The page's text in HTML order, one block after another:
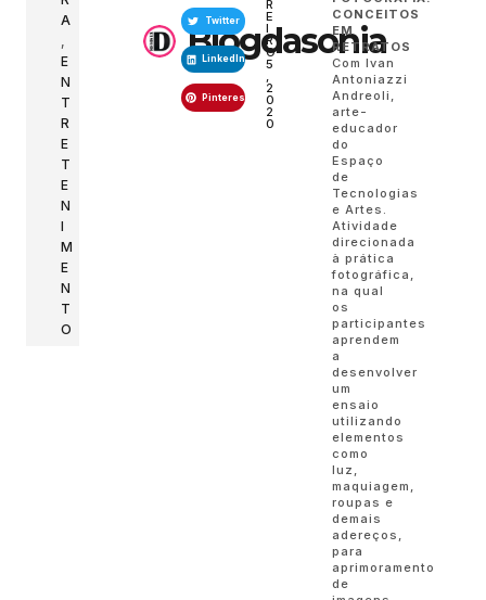
A
E
N
T
R
E
T
E
N
I
M
E
N
T
O
Blogdasonia
Twitter
LinkedIn
Pinterest
R
E
I
R
O
5
2
0
2
0
CONCEITOS
EM
RETRATOS
Com Ivan
Antoniazzi
Andreoli,
arte-
educador
do
Espaço
de
Tecnologias
e Artes.
Atividade
direcionada
à prática
fotográfica,
na qual
os
participantes
aprendem
a
desenvolver
um
ensaio
utilizando
elementos
como
luz,
maquiagem,
roupas e
demais
adereços,
para
aprimoramento
de